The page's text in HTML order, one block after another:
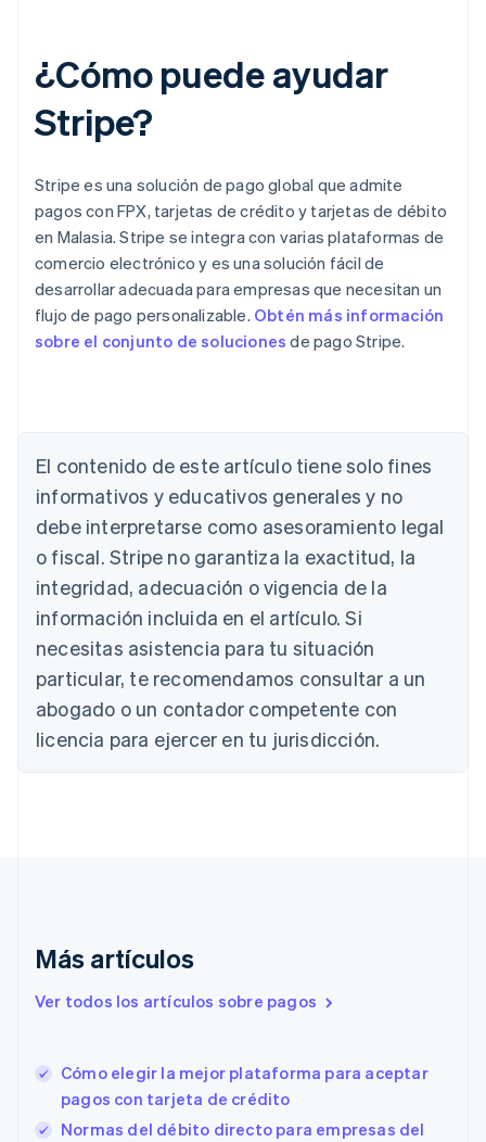
¿Cómo puede ayudar
Stripe?
Stripe es una solución de pago global que admite
pagos con FPX, tarjetas de crédito y tarjetas de débito
en Malasia. Stripe se integra con varias plataformas de
comercio electrónico y es una solución fácil de
desarrollar adecuada para empresas que necesitan un
flujo de pago personalizable. Obtén más información
sobre el conjunto de soluciones de pago Stripe.
El contenido de este artículo tiene solo fines
informativos y educativos generales y no
debe interpretarse como asesoramiento legal
o fiscal. Stripe no garantiza la exactitud, la
integridad, adecuación o vigencia de la
información incluida en el artículo. Si
necesitas asistencia para tu situación
particular, te recomendamos consultar a un
abogado o un contador competente con
licencia para ejercer en tu jurisdicción.
Más artículos
Ver todos los artículos sobre pagos
Cómo elegir la mejor plataforma para aceptar
pagos con tarjeta de crédito
Normas del débito directo para empresas del
DeutschEnglish
English
Austria
DeutschEnglish
Bélgica
Nederlands FrançaisDeutschEnglish
Brasil
Bulgaria
English
Canadá
EnglishFrançais
China continental
Eslovaquia
Eslovenia
EspañolEnglish
Estados Unidos
English Español 简体中文